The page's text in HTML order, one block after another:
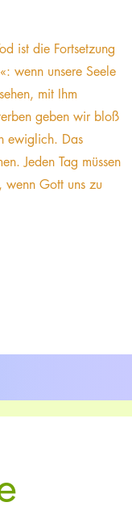
ist die Fortsetzung
wenn unsere Seele
mit Ihm
geben wir bloß
ewiglich. Das
Jeden Tag müssen
wenn Gott uns zu